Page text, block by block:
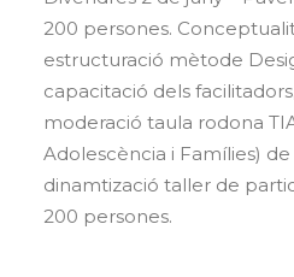
200 persones.
estructuració mètode
capacitació dels
moderació taula rodona
Adolescència i Famílies) de
dinamtizació taller de
200 persones.